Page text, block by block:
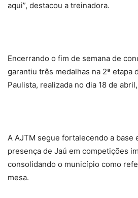
aqui”, destacou a treinadora.
Encerrando o fim de semana de
garantiu três medalhas na 2ª etapa
Paulista, realizada no dia 18 de
A AJTM segue fortalecendo a base
presença de Jaú em competições
consolidando o município como
mesa.